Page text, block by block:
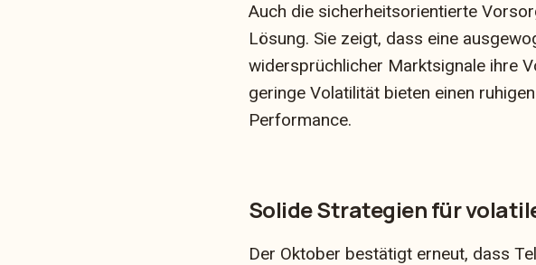
Auch die sicherheitsorientierte
Lösung. Sie zeigt, dass eine
widersprüchlicher Marktsignale ihre
geringe Volatilität bieten einen
Performance.
Solide Strategien für
Der Oktober bestätigt erneut, dass